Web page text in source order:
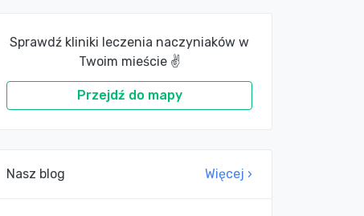
Sprawdź kliniki leczenia naczyniaków w
Twoim mieście ✌
Przejdź do mapy
Nasz blog Więcej ›